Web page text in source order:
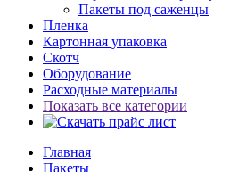
Пакеты под саженцы
Пленка
Картонная упаковка
Скотч
Оборудование
Расходные материалы
Показать все категории
Главная
Пакеты